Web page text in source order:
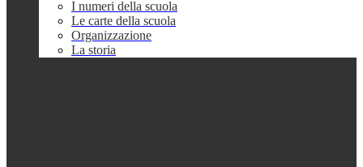
I numeri della scuola
Le carte della scuola
Organizzazione
La storia